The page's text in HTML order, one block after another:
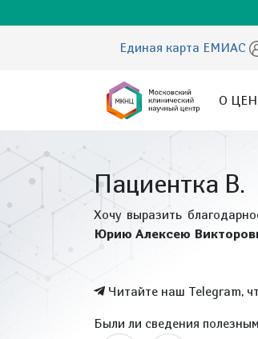
Единая карта ЕМИАС
О
Пациентка В.
Хочу выразить
Юрию Алексею
Читайте наш Telegram,
Были ли сведения